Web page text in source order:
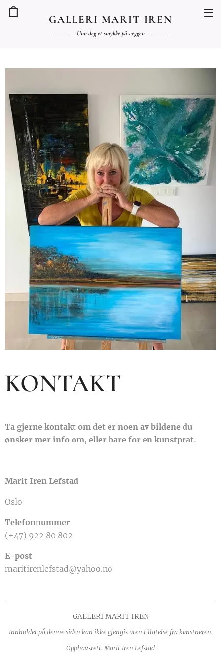
GALLERI MARIT IREN
Unn deg et smykke på veggen
KONTAKT
Ta gjerne kontakt om det er noen av bildene du
ønsker mer info om, eller bare for en kunstprat.
Marit Iren Lefstad
Oslo
Telefonnummer
(+47) 922 80 802
E-post
maritirenlefstad@yahoo.no
GALLERI MARIT IREN
Innholdet på denne siden kan ikke gjengis uten tillatelse fra kunstneren.
Opphavsrett: Marit Iren Lefstad